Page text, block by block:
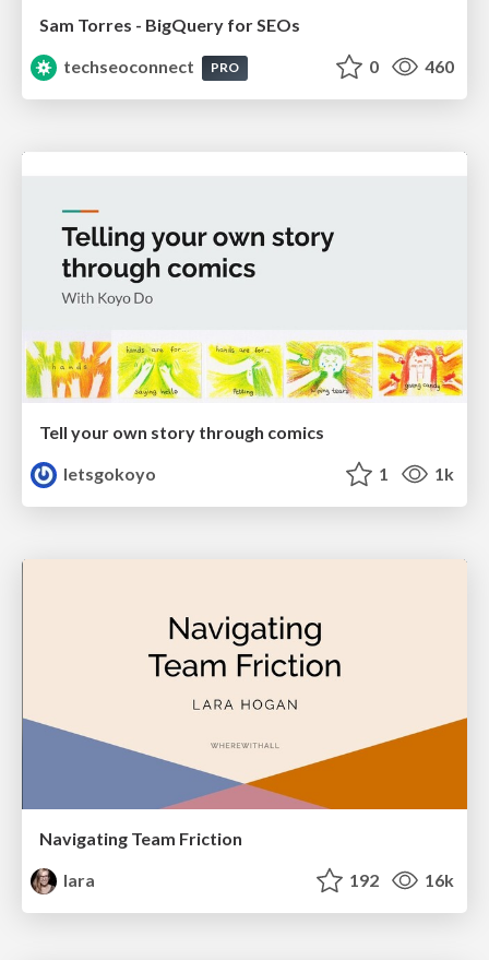
Sam Torres - BigQuery for SEOs
techseoconnect
PRO 0 460
Tell your own story through comics
letsgokoyo
1 1k
Navigating Team Friction
lara
192 16k